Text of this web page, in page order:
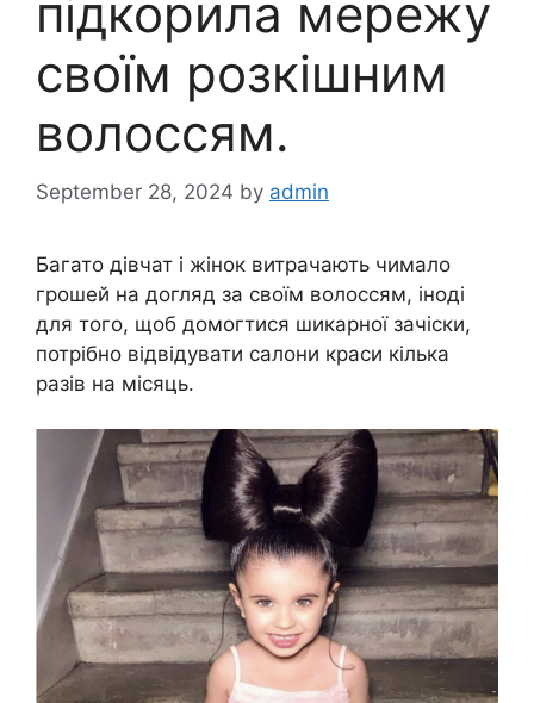
підкорила мережу
своїм розкішним
волоссям.
September 28, 2024 by admin
Багато дівчат і жінок витрачають чимало
грошей на догляд за своїм волоссям, іноді
для того, щоб домогтися шикарної зачіски,
потрібно відвідувати салони краси кілька
разів на місяць.